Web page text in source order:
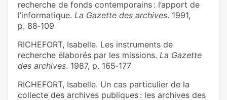
recherche de fonds contemporains : l’apport de
l’informatique. La Gazette des archives. 1991,
p. 88‑109
RICHEFORT, Isabelle. Les instruments de
recherche élaborés par les missions. La Gazette
des archives. 1987, p. 165‑177
RICHEFORT, Isabelle. Un cas particulier de la
collecte des archives publiques : les archives des